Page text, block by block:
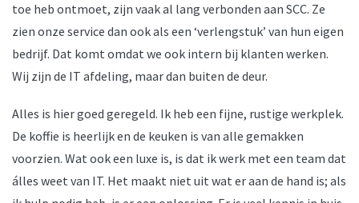
toe heb ontmoet, zijn vaak al lang verbonden aan SCC. Ze
zien onze service dan ook als een ‘verlengstuk’ van hun eigen
bedrijf. Dat komt omdat we ook intern bij klanten werken.
Wij zijn de IT afdeling, maar dan buiten de deur.
Alles is hier goed geregeld. Ik heb een fijne, rustige werkplek.
De koffie is heerlijk en de keuken is van alle gemakken
voorzien. Wat ook een luxe is, is dat ik werk met een team dat
álles weet van IT. Het maakt niet uit wat er aan de hand is; als